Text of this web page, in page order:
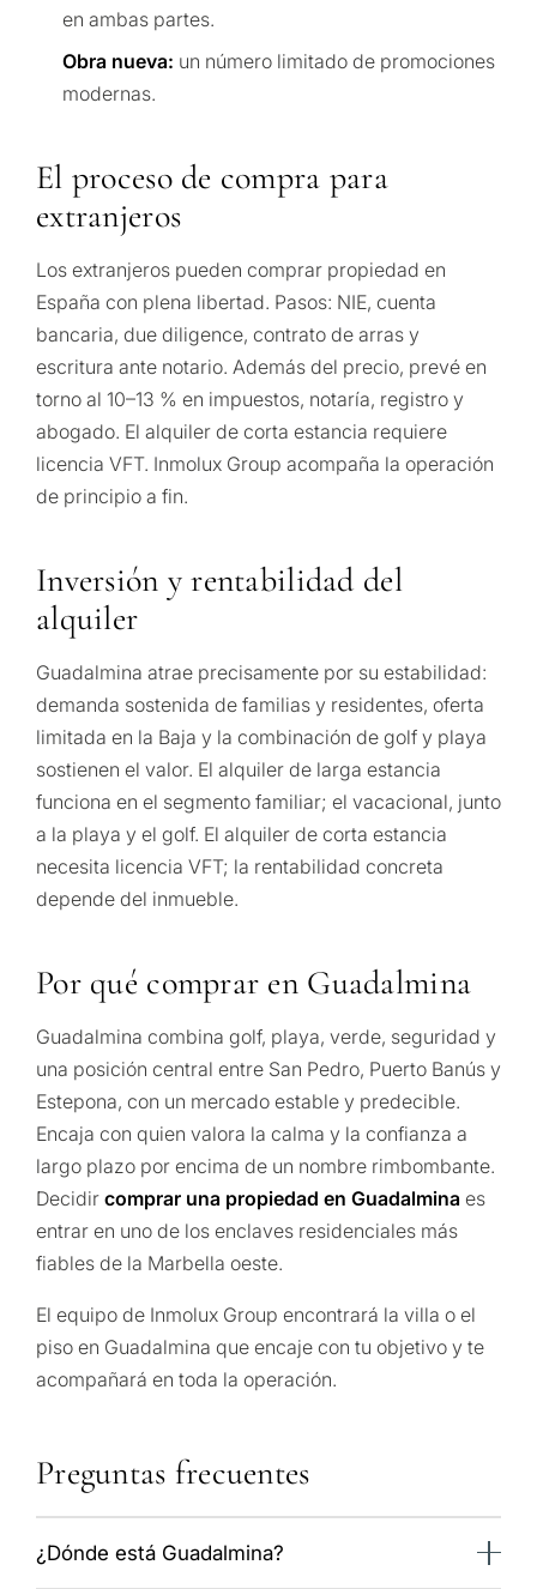
en ambas partes.
Obra nueva: un número limitado de promociones
modernas.
El proceso de compra para
extranjeros
Los extranjeros pueden comprar propiedad en
España con plena libertad. Pasos: NIE, cuenta
bancaria, due diligence, contrato de arras y
escritura ante notario. Además del precio, prevé en
torno al 10–13 % en impuestos, notaría, registro y
abogado. El alquiler de corta estancia requiere
licencia VFT. Inmolux Group acompaña la operación
de principio a fin.
Inversión y rentabilidad del
alquiler
Guadalmina atrae precisamente por su estabilidad:
demanda sostenida de familias y residentes, oferta
limitada en la Baja y la combinación de golf y playa
sostienen el valor. El alquiler de larga estancia
funciona en el segmento familiar; el vacacional, junto
a la playa y el golf. El alquiler de corta estancia
necesita licencia VFT; la rentabilidad concreta
depende del inmueble.
Por qué comprar en Guadalmina
Guadalmina combina golf, playa, verde, seguridad y
una posición central entre San Pedro, Puerto Banús y
Estepona, con un mercado estable y predecible.
Encaja con quien valora la calma y la confianza a
largo plazo por encima de un nombre rimbombante.
Decidir comprar una propiedad en Guadalmina es
entrar en uno de los enclaves residenciales más
fiables de la Marbella oeste.
El equipo de Inmolux Group encontrará la villa o el
piso en Guadalmina que encaje con tu objetivo y te
acompañará en toda la operación.
Preguntas frecuentes
¿Dónde está Guadalmina?